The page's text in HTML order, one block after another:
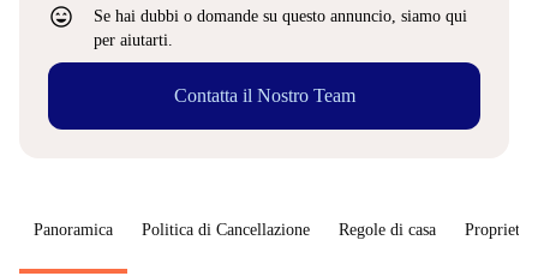
sentiment_very_satisfied
Se hai dubbi o domande su questo annuncio, siamo qui
per aiutarti.
Contatta il Nostro Team
Panoramica Politica di Cancellazione Regole di casa